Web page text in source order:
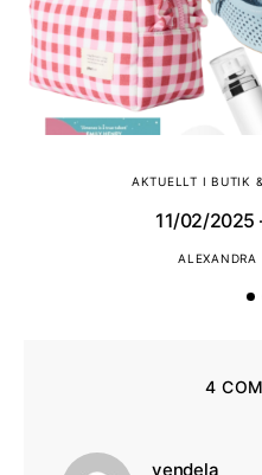
AKTUELLT I BUTIK
11/02/2025
ALEXANDRA
4
vendela